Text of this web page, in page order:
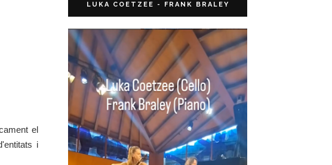
el
i
LUKA COETZEE - FRANK BRALEY